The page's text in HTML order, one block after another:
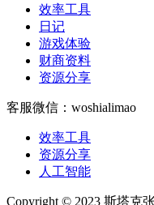
效率工具
日记
游戏体验
财商资料
资源分享
客服微信：woshialimao
效率工具
资源分享
人工智能
Copyright © 2023 斯塔克